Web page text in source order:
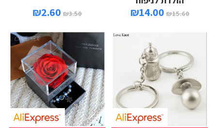
₪15.60
₪14.00
₪3.50
₪2.60